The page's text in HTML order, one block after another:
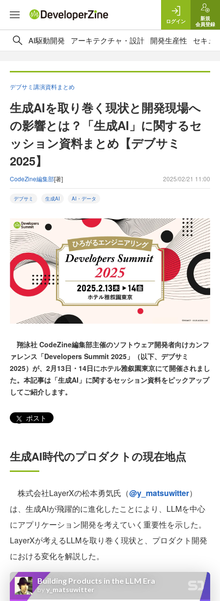
ログイン
新規
会員登録
AI駆動開発 アーキテクチャ・設計 開発生産性 セキュ
デブサミ講演資料まとめ
生成AIを取り巻く現状と開発現場へ
の影響とは？「生成AI」に関するセ
ッション資料まとめ【デブサミ
2025】
CodeZine編集部[著] 2025/02/21 11:00
デブサミ 生成AI AI・データ
翔泳社 CodeZine編集部主催のソフトウェア開発者向けカンフ
ァレンス「Developers Summit 2025」（以下、デブサミ
2025）が、2月13日・14日にホテル雅叙園東京にて開催されまし
た。本記事は「生成AI」に関するセッション資料をピックアップ
してご紹介します。
ポスト
生成AI時代のプロダクトの現在地点
株式会社LayerXの松本勇気氏（@y_matsuwitter）
は、生成AIが飛躍的に進化したことにより、LLMを中心
にアプリケーション開発を考えていく重要性を示した。
LayerXが考えるLLMを取り巻く現状と、プロダクト開発
における変化を解説した。